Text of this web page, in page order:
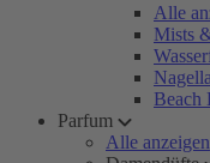
Alle
Mists
Beach
Parfum
Alle anzeigen